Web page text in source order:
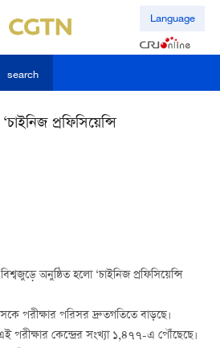
Language
search
প্রফিসিয়েন্সি
অনুষ্ঠিত হলো ‘চাইনিজ প্রফিসিয়েন্সি
পরীক্ষার পরিসর দ্রুতগতিতে বাড়ছে।
পরীক্ষার কেন্দ্রের সংখ্যা ১,৪৭৭-এ পৌঁছেছে।